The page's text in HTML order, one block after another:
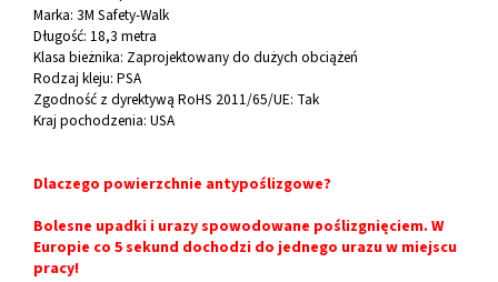
Marka: 3M Safety-Walk
Długość: 18,3 metra
Klasa bieżnika: Zaprojektowany do dużych obciążeń
Rodzaj kleju: PSA
Zgodność z dyrektywą RoHS 2011/65/UE: Tak
Kraj pochodzenia: USA
Dlaczego powierzchnie antypoślizgowe?
Bolesne upadki i urazy spowodowane poślizgnięciem. W
Europie co 5 sekund dochodzi do jednego urazu w miejscu
pracy!